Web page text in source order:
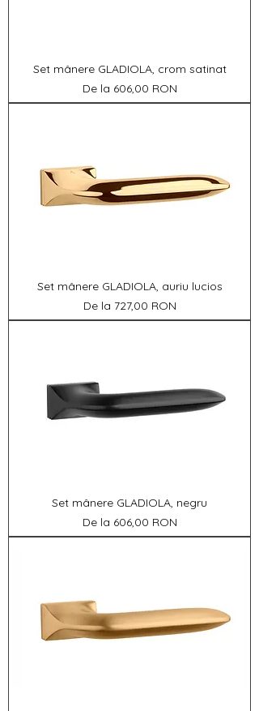
Set mânere GLADIOLA, crom satinat
De la 606,00 RON
Preț redus
Set mânere GLADIOLA, auriu lucios
De la 727,00 RON
Preț redus
Set mânere GLADIOLA, negru
De la 606,00 RON
Preț redus